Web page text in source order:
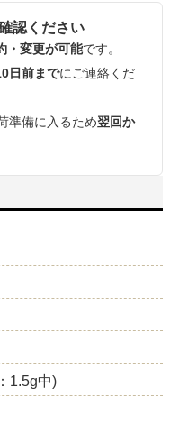
認ください
・変更が可能です。
日前までにご連絡くだ
準備に入るため翌回か
1.5g中)